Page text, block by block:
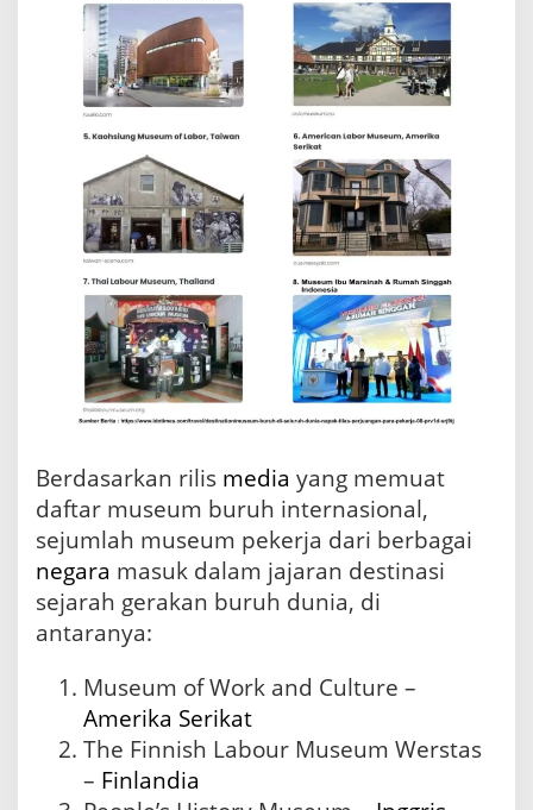
Berdasarkan rilis media yang memuat
daftar museum buruh internasional,
sejumlah museum pekerja dari berbagai
negara masuk dalam jajaran destinasi
sejarah gerakan buruh dunia, di
antaranya:
Museum of Work and Culture –
Amerika Serikat
The Finnish Labour Museum Werstas
– Finlandia